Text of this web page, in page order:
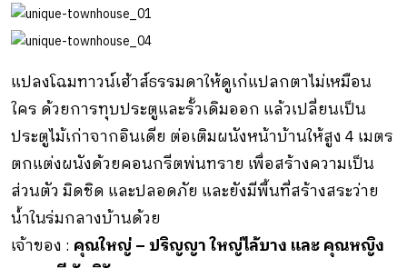
แปลงโฉมทาวน์เฮ้าส์ธรรมดาให้ดูเก๋แปลกตาไม่เหมือน
ใคร ด้วยการทุบประตูและรั้วเดิมออก แล้วเปลี่ยนเป็น
ประตูไม้เก่าจากอินเดีย ต่อเติมผนังหน้าบ้านให้สูง 4 เมตร
ตกแต่งผนังด้วยคอนกรีตพ่นทราย เพื่อสร้างความเป็น
ส่วนตัว มิดชิด และปลอดภัย และยังมีพื้นที่สร้างสระว่าย
น้ำในร่มกลางบ้านด้วย
เจ้าของ : คุณใหญ่ – ปริญญา ใหญ่ไล้บาง และ คุณหญิง